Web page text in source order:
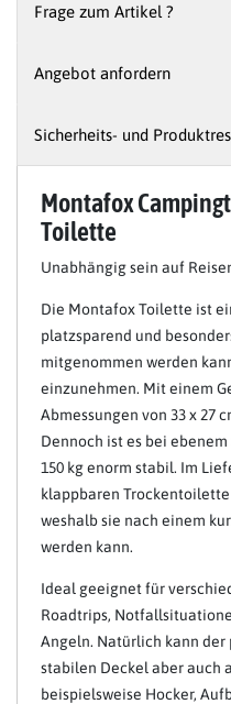
Frage zum Artikel ?
Angebot anfordern
Sicherheits- und
Montafox
Toilette
Unabhängig sein auf
Die Montafox Toilette ist
platzsparend und
mitgenommen werden
einzunehmen. Mit einem
Abmessungen von 33 x 27
Dennoch ist es bei
150 kg enorm stabil. Im
klappbaren
weshalb sie nach einem
werden kann.
Ideal geeignet für
Roadtrips,
Angeln. Natürlich kann
stabilen Deckel aber auch
beispielsweise Hocker,